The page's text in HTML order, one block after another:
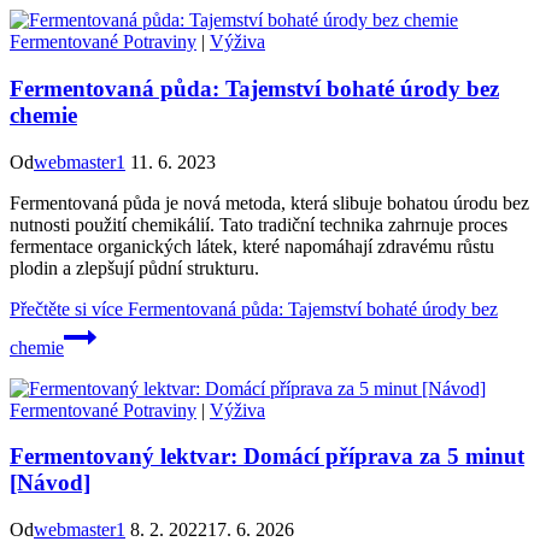
Fermentované Potraviny | Výživa
Fermentovaná půda: Tajemství bohaté úrody bez
chemie
Odwebmaster1 11. 6. 2023
Fermentovaná půda je nová metoda, která slibuje bohatou úrodu bez
nutnosti použití chemikálií. Tato tradiční technika zahrnuje proces
fermentace organických látek, které napomáhají zdravému růstu
plodin a zlepšují půdní strukturu.
Přečtěte si více Fermentovaná půda: Tajemství bohaté úrody bez
chemie
Fermentované Potraviny | Výživa
Fermentovaný lektvar: Domácí příprava za 5 minut
[Návod]
Odwebmaster1 8. 2. 202217. 6. 2026